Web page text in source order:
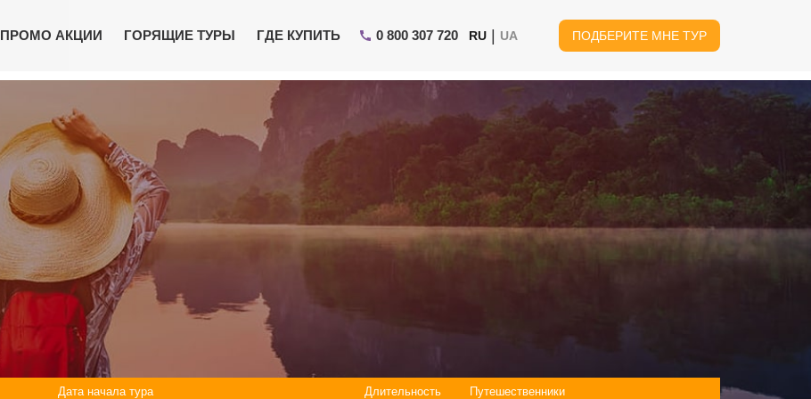
ПРОМО АКЦИИ ГОРЯЩИЕ ТУРЫ ГДЕ КУПИТЬ 0 800 307 720 RU | UA ПОДБЕРИТЕ МНЕ ТУР
Отправьте свой номер телефона
Эксперт свяжется с вами и сделает индивидуальный
подбор в течении
15 минут
Чтобы скорее получить предложения,
пишите в Viber или Telegram.
Дата начала тура Длительность Путешественники